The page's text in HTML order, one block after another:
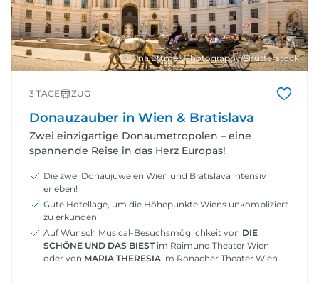
© Sina Ettmer Photography/Shutterstock
3 TAGE ZUG
Donauzauber in Wien & Bratislava
Zwei einzigartige Donaumetropolen – eine
spannende Reise in das Herz Europas!
Die zwei Donaujuwelen Wien und Bratislava intensiv
erleben!
Gute Hotellage, um die Höhepunkte Wiens unkompliziert
zu erkunden
Auf Wunsch Musical-Besuchsmöglichkeit von DIE
SCHÖNE UND DAS BIEST im Raimund Theater Wien
oder von MARIA THERESIA im Ronacher Theater Wien